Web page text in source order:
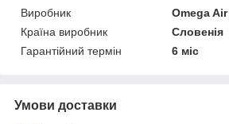
Виробник
Omega Air
Країна виробник
Словенія
Гарантійний термін
6 міс
Умови доставки